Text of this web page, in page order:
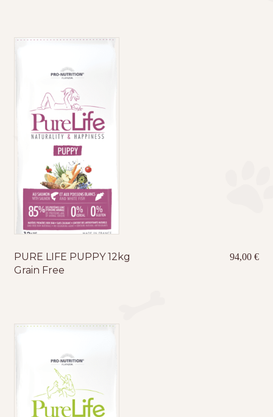
PURE LIFE PUPPY 12kg
Grain Free
94,00€